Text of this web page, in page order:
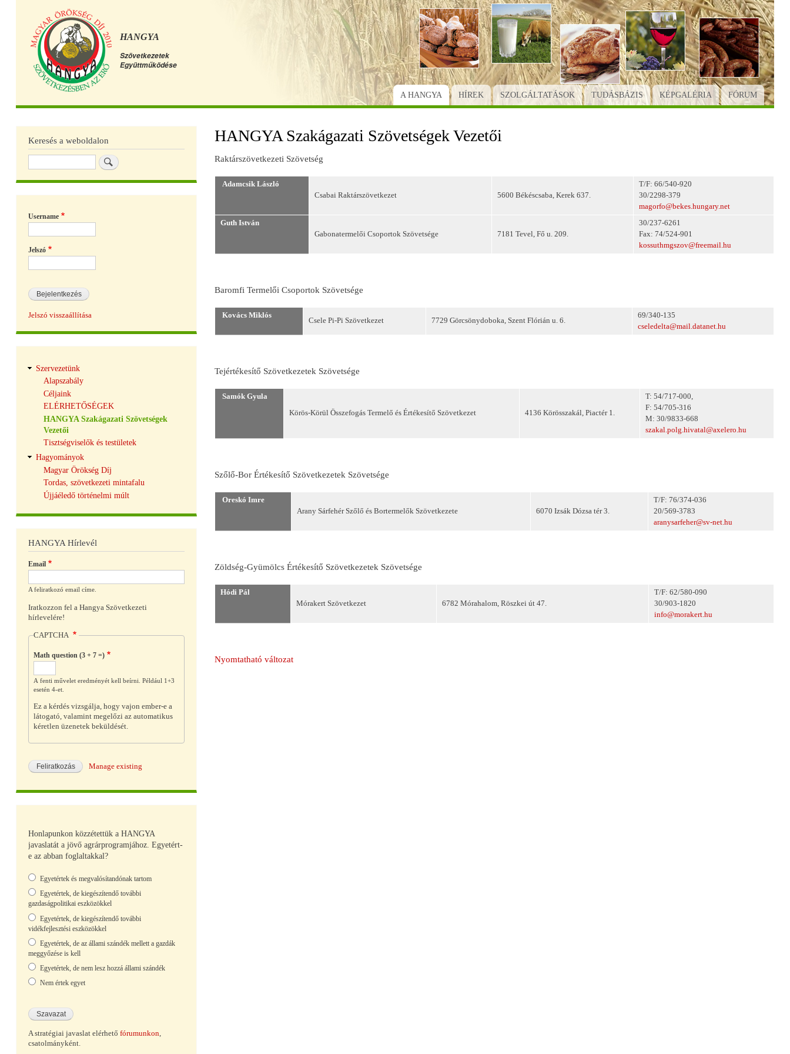
Ugrás
a
tartalomra
HANGYA
Szövetkezetek
Együttműködése
Főmenü
A HANGYA HÍREK SZOLGÁLTATÁSOK TUDÁSBÁZIS KÉPGALÉRIA FÓRUM
HANGYA Szakágazati Szövetségek Vezetői
Raktárszövetkezeti Szövetség
Adamcsik László
Csabai Raktárszövetkezet
5600 Békéscsaba, Kerek 637.
T/F: 66/540-920
30/2298-379
magorfo@bekes.hungary.net
Guth István
Gabonatermelői Csoportok Szövetsége
7181 Tevel, Fő u. 209.
30/237-6261
Fax: 74/524-901
kossuthmgszov@freemail.hu
Baromfi Termelői Csoportok Szövetsége
Kovács Miklós
Csele Pi-Pi Szövetkezet 7729 Görcsönydoboka, Szent Flórián u. 6.
69/340-135
cseledelta@mail.datanet.hu
Tejértékesítő Szövetkezetek Szövetsége
Samók Gyula
Körös-Körül Összefogás Termelő és Értékesítő Szövetkezet
4136 Körösszakál, Piactér 1.
T: 54/717-000,
F: 54/705-316
M: 30/9833-668
szakal.polg.hivatal@axelero.hu
Szőlő-Bor Értékesítő Szövetkezetek Szövetsége
Oreskó Imre
Arany Sárfehér Szőlő és Bortermelők Szövetkezete
6070 Izsák Dózsa tér 3.
T/F: 76/374-036
20/569-3783
aranysarfeher@sv-net.hu
Zöldség-Gyümölcs Értékesítő Szövetkezetek Szövetsége
Hódi Pál
Mórakert Szövetkezet
6782 Mórahalom, Röszkei út 47.
T/F: 62/580-090
30/903-1820
info@morakert.hu
Nyomtatható változat
Keresés a weboldalon
Username
Jelszó
Jelszó visszaállítása
navigáció
Szervezetünk
Alapszabály
Céljaink
ELÉRHETŐSÉGEK
HANGYA Szakágazati Szövetségek
Vezetői
Tisztségviselők és testületek
Hagyományok
Magyar Örökség Díj
Tordas, szövetkezeti mintafalu
Újjáéledő történelmi múlt
HANGYA Hírlevél
Email
A feliratkozó email címe.
Iratkozzon fel a Hangya Szövetkezeti
hírlevelére!
CAPTCHA
Math question (3 + 7 =)
A fenti művelet eredményét kell beírni. Például 1+3
esetén 4-et.
Ez a kérdés vizsgálja, hogy vajon ember-e a
látogató, valamint megelőzi az automatikus
kéretlen üzenetek beküldését.
Manage existing
Honlapunkon közzétettük a HANGYA
javaslatát a jövő agrárprogramjához. Egyetért-
e az abban foglaltakkal?
Választások
Egyetértek és megvalósítandónak tartom
Egyetértek, de kiegészítendő további
gazdaságpolitikai eszközökkel
Egyetértek, de kiegészítendő további
vidékfejlesztési eszközökkel
Egyetértek, de az állami szándék mellett a gazdák
meggyőzése is kell
Egyetértek, de nem lesz hozzá állami szándék
Nem értek egyet
A stratégiai javaslat elérhető fórumunkon,
csatolmányként.